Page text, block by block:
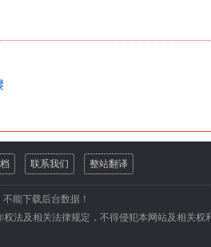
联系我们 整站翻译
能下载后台数据！
及相关法律规定，不得侵犯本网站及相关